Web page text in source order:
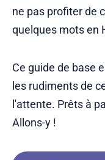
ne pas profiter de
quelques mots en
Ce guide de base
les rudiments de
l'attente. Prêts à
Allons-y !